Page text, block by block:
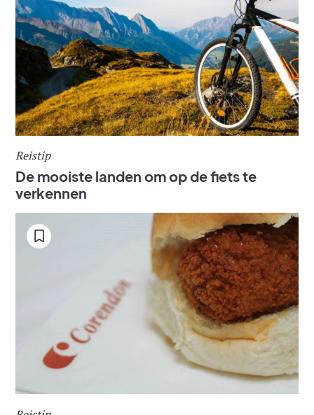
Reistip
De mooiste landen om op de fiets te
verkennen